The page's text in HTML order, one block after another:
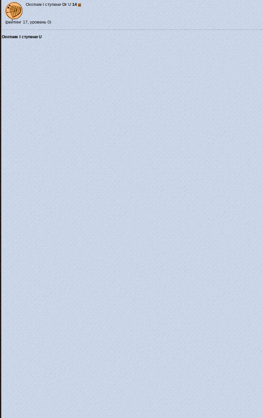
Охотник I ступени Or U 14
(рейтинг 17, уровень 0)
Охотник I ступени U